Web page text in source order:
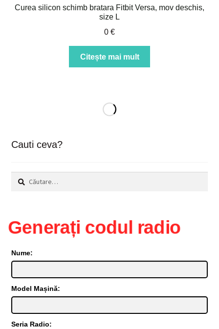
Curea silicon schimb bratara Fitbit Versa, mov deschis,
size L
0 €
Citește mai mult
Cauti ceva?
Caută
după:
Generați codul radio
Nume:
Model Mașină:
Seria Radio: